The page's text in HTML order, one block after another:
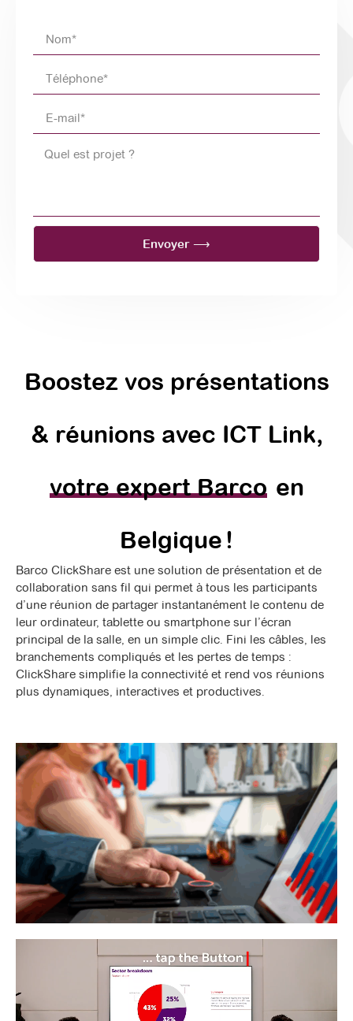
Envoyer ⟶
Boostez vos présentations
& réunions avec ICT Link,
votre expert Barco en
Belgique !
Barco ClickShare est une solution de présentation et de
collaboration sans fil qui permet à tous les participants
d’une réunion de partager instantanément le contenu de
leur ordinateur, tablette ou smartphone sur l’écran
principal de la salle, en un simple clic. Fini les câbles, les
branchements compliqués et les pertes de temps :
ClickShare simplifie la connectivité et rend vos réunions
plus dynamiques, interactives et productives.